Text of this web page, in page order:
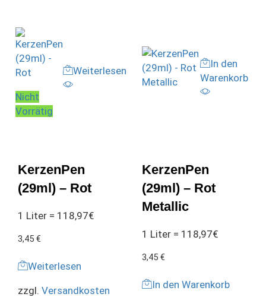
Nicht
Vorrätig
Weiterlesen
KerzenPen
(29ml) – Rot
1 Liter = 118,97€
3,45 €
Weiterlesen
zzgl. Versandkosten
In den
Warenkorb
KerzenPen
(29ml) – Rot
Metallic
1 Liter = 118,97€
3,45 €
In den Warenkorb